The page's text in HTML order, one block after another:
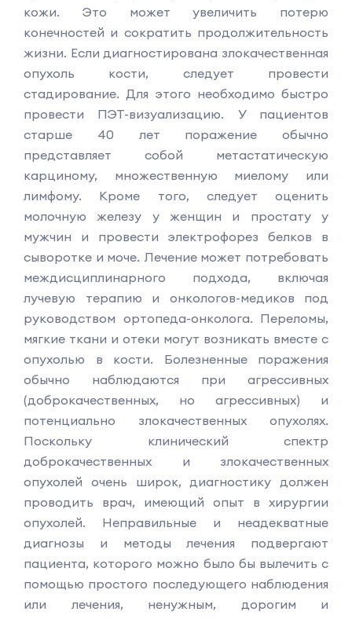
кожи. Это может увеличить потерю
конечностей и сократить продолжительность
жизни. Если диагностирована злокачественная
опухоль кости, следует провести
стадирование. Для этого необходимо быстро
провести ПЭТ-визуализацию. У пациентов
старше 40 лет поражение обычно
представляет собой метастатическую
карциному, множественную миелому или
лимфому. Кроме того, следует оценить
молочную железу у женщин и простату у
мужчин и провести электрофорез белков в
сыворотке и моче. Лечение может потребовать
междисциплинарного подхода, включая
лучевую терапию и онкологов-медиков под
руководством ортопеда-онколога. Переломы,
мягкие ткани и отеки могут возникать вместе с
опухолью в кости. Болезненные поражения
обычно наблюдаются при агрессивных
(доброкачественных, но агрессивных) и
потенциально злокачественных опухолях.
Поскольку клинический спектр
доброкачественных и злокачественных
опухолей очень широк, диагностику должен
проводить врач, имеющий опыт в хирургии
опухолей. Неправильные и неадекватные
диагнозы и методы лечения подвергают
пациента, которого можно было бы вылечить с
помощью простого последующего наблюдения
или лечения, ненужным, дорогим и